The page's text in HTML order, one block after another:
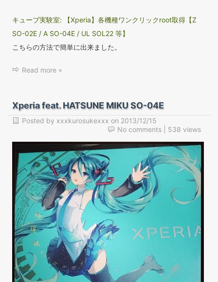
キューブ実験室: 【Xperia】各機種ワンクリックroot取得【Z
SO-02E / A SO-04E / UL SOL22 等】
こちらの方法で簡単に出来ました。
Read more »
Xperia feat. HATSUNE MIKU SO-04E
Posted by xxxkurosukexxx on 2013/12/15
No comments | 538 views